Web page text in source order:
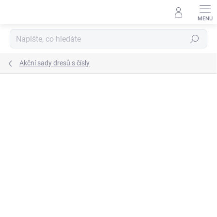
Hledat
Akční sady dresů s čísly